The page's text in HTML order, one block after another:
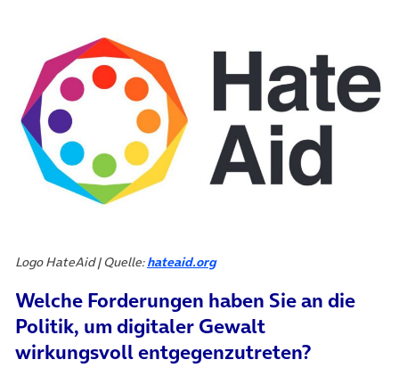
Logo HateAid | Quelle:hateaid.org
Welche Forderungen haben Sie an die
Politik, um digitaler Gewalt
wirkungsvoll entgegenzutreten?